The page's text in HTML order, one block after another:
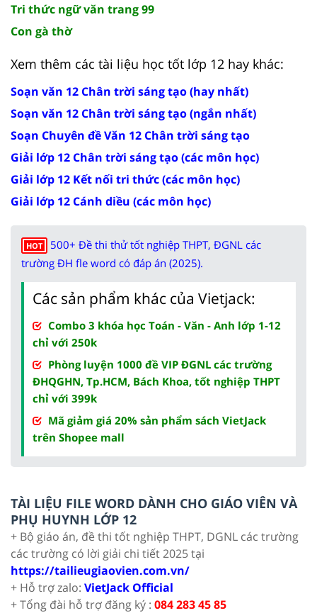
Tri thức ngữ văn trang 99
Con gà thờ
Xem thêm các tài liệu học tốt lớp 12 hay khác:
Soạn văn 12 Chân trời sáng tạo (hay nhất)
Soạn văn 12 Chân trời sáng tạo (ngắn nhất)
Soạn Chuyên đề Văn 12 Chân trời sáng tạo
Giải lớp 12 Chân trời sáng tạo (các môn học)
Giải lớp 12 Kết nối tri thức (các môn học)
Giải lớp 12 Cánh diều (các môn học)
HOT
500+ Đề thi thử tốt nghiệp THPT, ĐGNL các
trường ĐH fle word có đáp án (2025).
Các sản phẩm khác của Vietjack:
Combo 3 khóa học Toán - Văn - Anh lớp 1-12
chỉ với 250k
Phòng luyện 1000 đề VIP ĐGNL các trường
ĐHQGHN, Tp.HCM, Bách Khoa, tốt nghiệp THPT
chỉ với 399k
Mã giảm giá 20% sản phẩm sách VietJack
trên Shopee mall
TÀI LIỆU FILE WORD DÀNH CHO GIÁO VIÊN VÀ
PHỤ HUYNH LỚP 12
+ Bộ giáo án, đề thi tốt nghiệp THPT, DGNL các trường
các trường có lời giải chi tiết 2025 tại
https://tailieugiaovien.com.vn/
+ Hỗ trợ zalo: VietJack Official
+ Tổng đài hỗ trợ đăng ký : 084 283 45 85